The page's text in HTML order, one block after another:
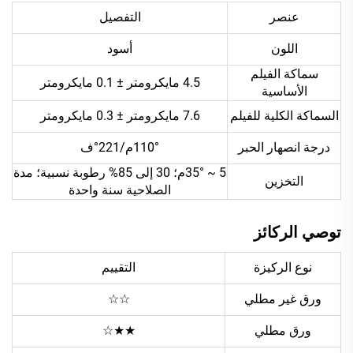
عنصر التفصيل
اللون
أسود
سماكة الفيلم
الأساسية
4.5 مايكرومتر ± 0.1 مايكرومتر
السماكة الكلية للفيلم 7.6 مايكرومتر ± 0.3 مايكرومتر
درجة انصهار الحبر 110°م/221°ف
التخزين
5 ~ 35°م؛ 30 إلى 85% رطوبة نسبية؛ مدة
الصلاحية سنة واحدة
توصي الركائز
نوع الركيزة التقييم
ورق غير مطلي ☆☆
ورق مطلي ★★☆